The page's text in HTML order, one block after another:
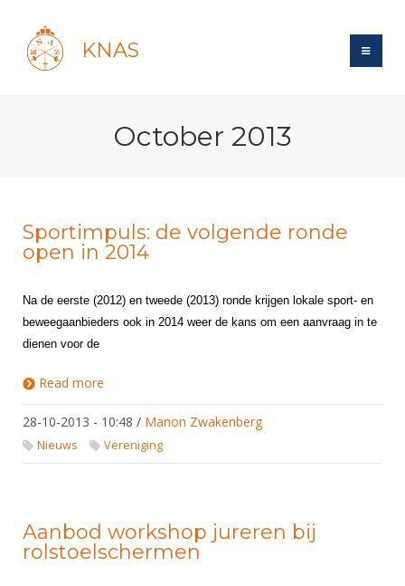
KNAS
Polls
Maandelijks archief
Website
Gebruiksvoorwaarden
Lidmaatschap
Reglementen
Ledencijfers
Organisatie
Bestuur
Ereleden
Leden van Verdiensten
Introductie
Veteranen
Lichtzwaardschermen
Ranglijsten
Inschrijven
Materiaal
Schermpaspoort
Wat is topsport
Nieuws
NK's
Oranje
DBT
FBT
Atletencommissie
Informatie
Voor de jeugd
Spreekbeurtpakket
Jeugdkampen
Nationale opleidingen
Forums
Forums
Schermforum
Zoek Vereniging
Contact
NK organiseren
October 2013
Sportimpuls: de volgende ronde
open in 2014
Na de eerste (2012) en tweede (2013) ronde krijgen lokale sport- en
beweegaanbieders ook in 2014 weer de kans om een aanvraag in te
dienen voor de
Read more
28-10-2013 - 10:48 / Manon Zwakenberg
Nieuws Vereniging
Aanbod workshop jureren bij
rolstoelschermen